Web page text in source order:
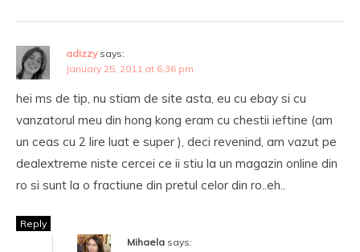
adizzy says:
January 25, 2011 at 6:36 pm
hei ms de tip, nu stiam de site asta, eu cu ebay si cu
vanzatorul meu din hong kong eram cu chestii ieftine (am
un ceas cu 2 lire luat e super ), deci revenind, am vazut pe
dealextreme niste cercei ce ii stiu la un magazin online din
ro si sunt la o fractiune din pretul celor din ro..eh..
Reply
Mihaela says: